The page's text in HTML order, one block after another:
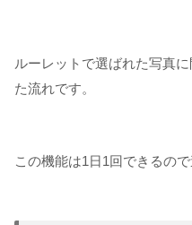
ルーレットで選ばれた写真
た流れです。
この機能は1日1回できるの